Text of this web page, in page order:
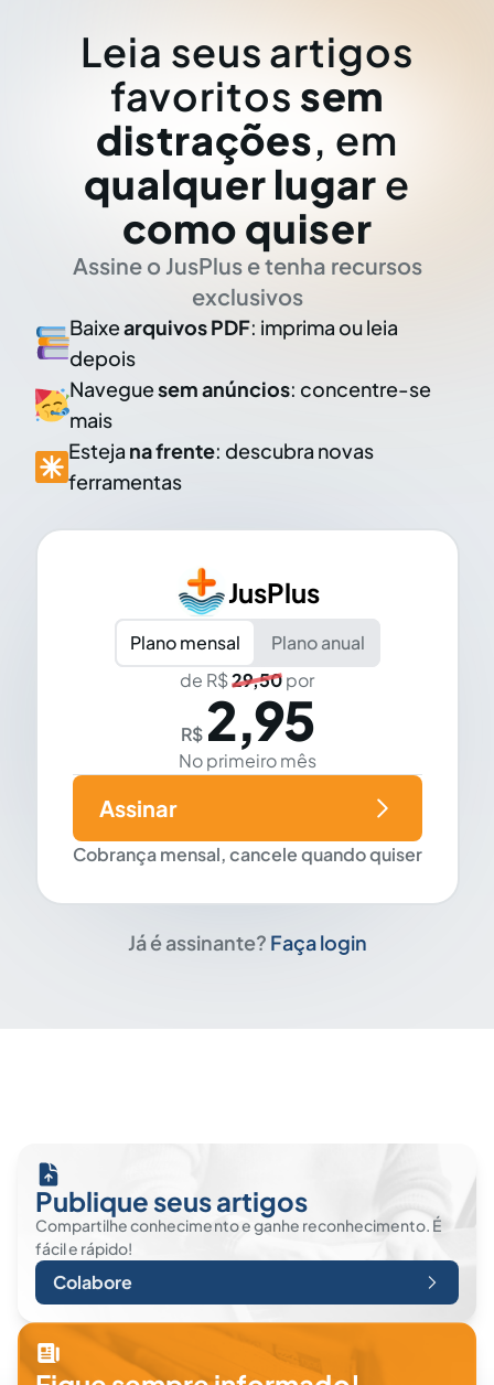
Leia seus artigos
favoritos sem
distrações, em
qualquer lugar e
como quiser
Assine o JusPlus e tenha recursos
exclusivos
Baixearquivos PDF: imprima ou leia
depois
Naveguesem anúncios: concentre-se
mais
Esteja na frente: descubra novas
ferramentas
JusPlus
Plano mensal
Plano anual
de R$29,50por
R$ 2,95
No primeiro mês
Cobrança mensal, cancele quando quiser
Assinar
Já é assinante? Faça login
Publique seus artigos
Compartilhe conhecimento e ganhe reconhecimento. É
fácil e rápido!
Colabore